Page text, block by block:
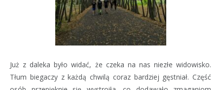
Już z daleka było widać, że czeka na nas niezłe widowisko.
Tłum biegaczy z każdą chwilą coraz bardziej gęstniał. Część